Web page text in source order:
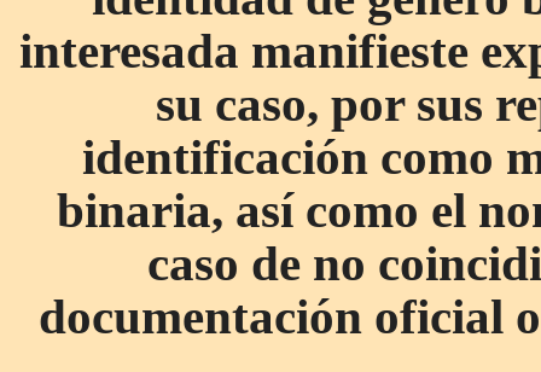
interesada manifieste
su caso, por sus
identificación como
binaria, así como el
caso de no
documentación oficial